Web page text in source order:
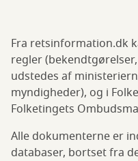
Fra retsinformation.dk
regler
udstedes af
myndigheder), og i
Folketingets
Alle dokumenterne er
databaser, bortset fra